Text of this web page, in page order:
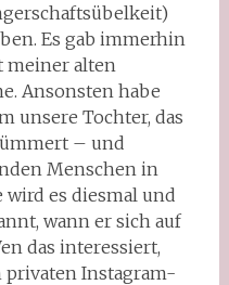
Es gab immerhin
meiner alten
Ansonsten habe
unsere Tochter, das
– und
Menschen in
wird es diesmal und
wann er sich auf
das interessiert,
Instagram-